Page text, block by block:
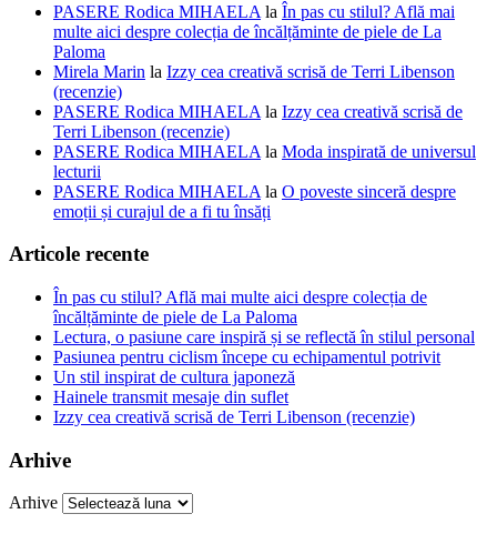
PASERE Rodica MIHAELA la În pas cu stilul? Află mai
multe aici despre colecția de încălțăminte de piele de La
Paloma
Mirela Marin la Izzy cea creativă scrisă de Terri Libenson
(recenzie)
PASERE Rodica MIHAELA la Izzy cea creativă scrisă de
Terri Libenson (recenzie)
PASERE Rodica MIHAELA la Moda inspirată de universul
lecturii
PASERE Rodica MIHAELA la O poveste sinceră despre
emoții și curajul de a fi tu însăți
Articole recente
În pas cu stilul? Află mai multe aici despre colecția de
încălțăminte de piele de La Paloma
Lectura, o pasiune care inspiră și se reflectă în stilul personal
Pasiunea pentru ciclism începe cu echipamentul potrivit
Un stil inspirat de cultura japoneză
Hainele transmit mesaje din suflet
Izzy cea creativă scrisă de Terri Libenson (recenzie)
Arhive
Arhive